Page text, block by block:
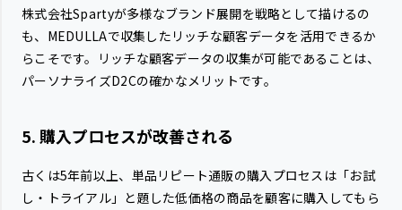
株式会社Spartyが多様なブランド展開を戦略として描けるの
も、MEDULLAで収集したリッチな顧客データを活用できるか
らこそです。リッチな顧客データの収集が可能であることは、
パーソナライズD2Cの確かなメリットです。
5. 購入プロセスが改善される
古くは5年前以上、単品リピート通販の購入プロセスは「お試
し・トライアル」と題した低価格の商品を顧客に購入してもら